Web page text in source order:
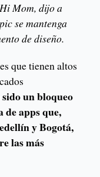
Mom, dijo a
se mantenga
de diseño.
que tienen altos
un bloqueo
apps que,
y Bogotá,
las más